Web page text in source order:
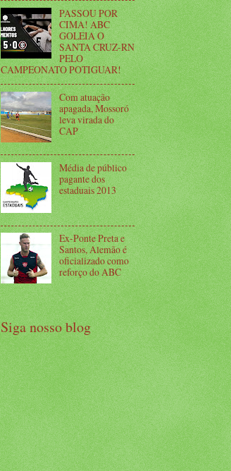
PASSOU POR
CIMA! ABC
GOLEIA O
SANTA CRUZ-RN
PELO
CAMPEONATO POTIGUAR!
Com atuação
apagada, Mossoró
leva virada do
CAP
Média de público
pagante dos
estaduais 2013
Ex-Ponte Preta e
Santos, Alemão é
oficializado como
reforço do ABC
Siga nosso blog